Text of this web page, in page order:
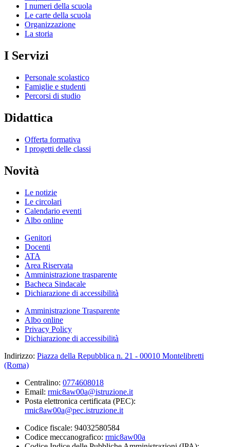
I numeri della scuola
Le carte della scuola
Organizzazione
La storia
I Servizi
Personale scolastico
Famiglie e studenti
Percorsi di studio
Didattica
Offerta formativa
I progetti delle classi
Novità
Le notizie
Le circolari
Calendario eventi
Albo online
Genitori
Docenti
ATA
Area Riservata
Amministrazione trasparente
Bacheca Sindacale
Dichiarazione di accessibilità
Amministrazione Trasparente
Albo online
Privacy Policy
Dichiarazione di accessibilità
Indirizzo: Piazza della Repubblica n. 21 - 00010 Montelibretti
(Roma)
Centralino: 0774608018
Email: rmic8aw00a@istruzione.it
Posta elettronica certificata (PEC):
rmic8aw00a@pec.istruzione.it
Codice fiscale: 94032580584
Codice meccanografico: rmic8aw00a